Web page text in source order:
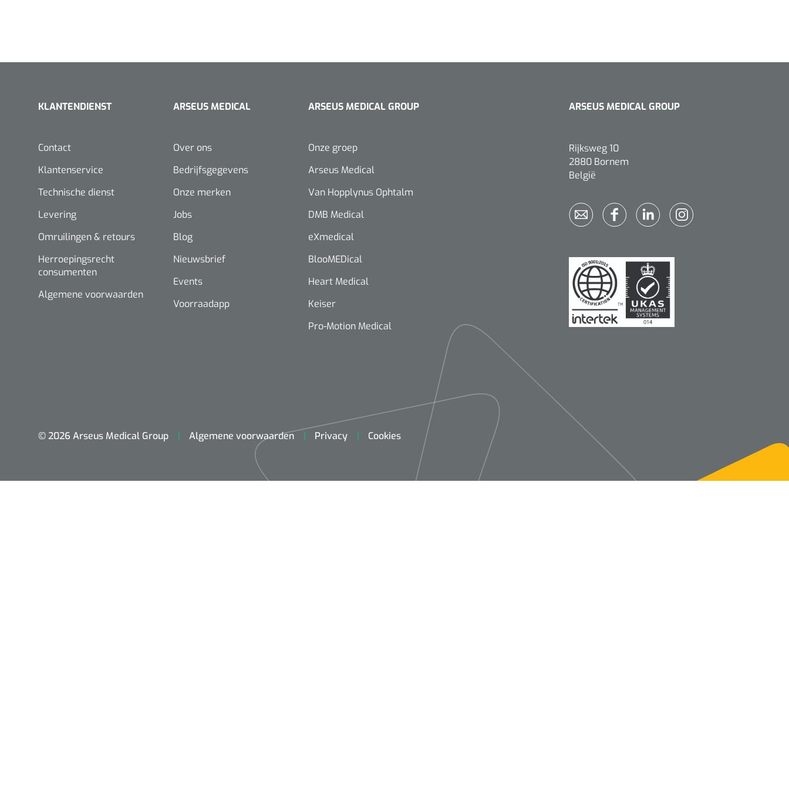
KLANTENDIENST
Contact
Klantenservice
Technische dienst
Levering
Omruilingen & retours
Herroepingsrecht
consumenten
Algemene voorwaarden
ARSEUS MEDICAL
Over ons
Bedrijfsgegevens
Onze merken
Jobs
Blog
Nieuwsbrief
Events
Voorraadapp
ARSEUS MEDICAL GROUP
Onze groep
Arseus Medical
Van Hopplynus Ophtalm
DMB Medical
eXmedical
BlooMEDical
Heart Medical
Keiser
Pro-Motion Medical
ARSEUS MEDICAL GROUP
Rijksweg 10
2880 Bornem
België
© 2026 Arseus Medical Group Algemene voorwaarden Privacy Cookies